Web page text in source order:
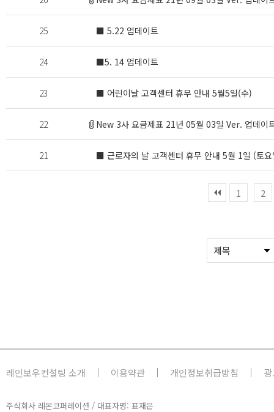
25 ■ 5.22 업데이트
24 ■5. 14 업데이트
23 ■ 어린이날 고객센터 휴무 안내 5월5일(수)
22 New 3사 요금제표 21년 05월 03일 Ver. 업데이
21 ■ 근로자의 날 고객센터 휴무 안내 5월 1일 (토
1 2
레인보우컨설팅 소개 이용약관 개인정보취급방침
주식회사 레몬코퍼레이션 / 대표자명: 표재은